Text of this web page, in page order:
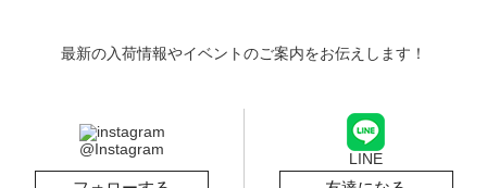
最新の入荷情報やイベントのご案内をお伝えします！
@Instagram
LINE